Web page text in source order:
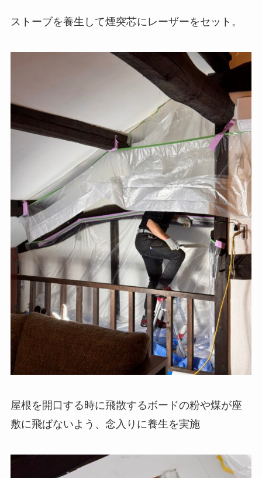
ストーブを養生して煙突芯にレーザーをセット。
屋根を開口する時に飛散するボードの粉や煤が座
敷に飛ばないよう、念入りに養生を実施